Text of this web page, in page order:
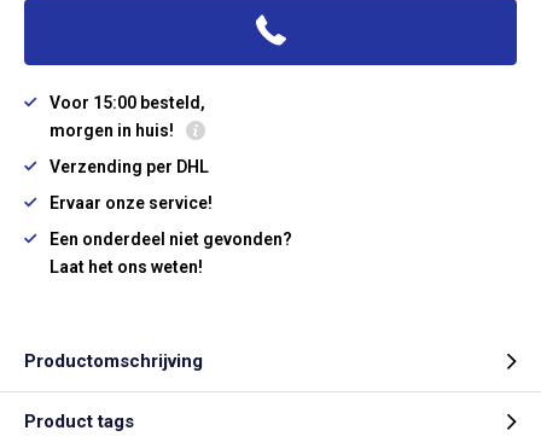
Voor 15:00 besteld,
morgen in huis!
Verzending per DHL
Ervaar onze service!
Een onderdeel niet gevonden?
Laat het ons weten!
Productomschrijving
Product tags